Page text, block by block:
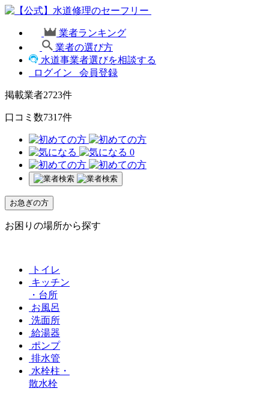
業者ランキング
業者の選び方
水道事業者選びを相談する
ログイン
会員登録
掲載業者2723件
口コミ数7317件
0
お急ぎの方
お困りの場所から探す
トイレ
キッチン
・台所
お風呂
洗面所
給湯器
ポンプ
排水管
水栓柱・
散水栓